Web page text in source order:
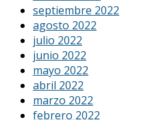
septiembre 2022
agosto 2022
julio 2022
junio 2022
mayo 2022
abril 2022
marzo 2022
febrero 2022